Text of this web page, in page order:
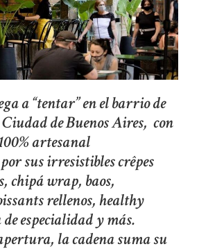
a “tentar” en el barrio de
de Buenos Aires, con
artesanal
sus irresistibles crêpes
chipá wrap, baos,
rellenos, healthy
especialidad y más.
la cadena suma su